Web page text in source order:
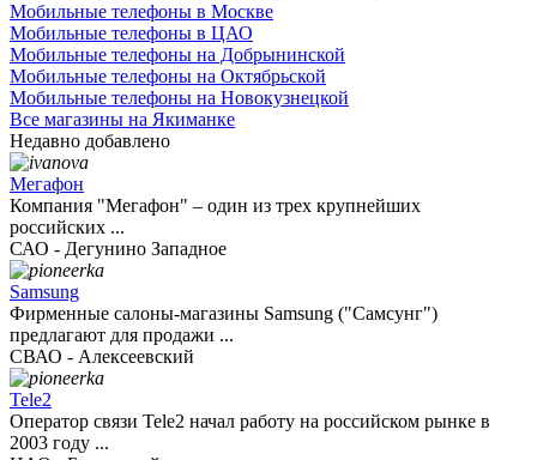
Мобильные телефоны в Москве
Мобильные телефоны в ЦАО
Мобильные телефоны на Добрынинской
Мобильные телефоны на Октябрьской
Мобильные телефоны на Новокузнецкой
Все магазины на Якиманке
Недавно добавлено
Мегафон
Компания "Мегафон" – один из трех крупнейших
российских ...
САО - Дегунино Западное
Samsung
Фирменные салоны-магазины Samsung ("Самсунг")
предлагают для продажи ...
СВАО - Алексеевский
Tele2
Оператор связи Tele2 начал работу на российском рынке в
2003 году ...